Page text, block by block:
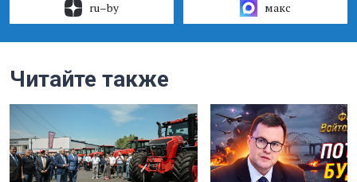
ru–by макс
Читайте также